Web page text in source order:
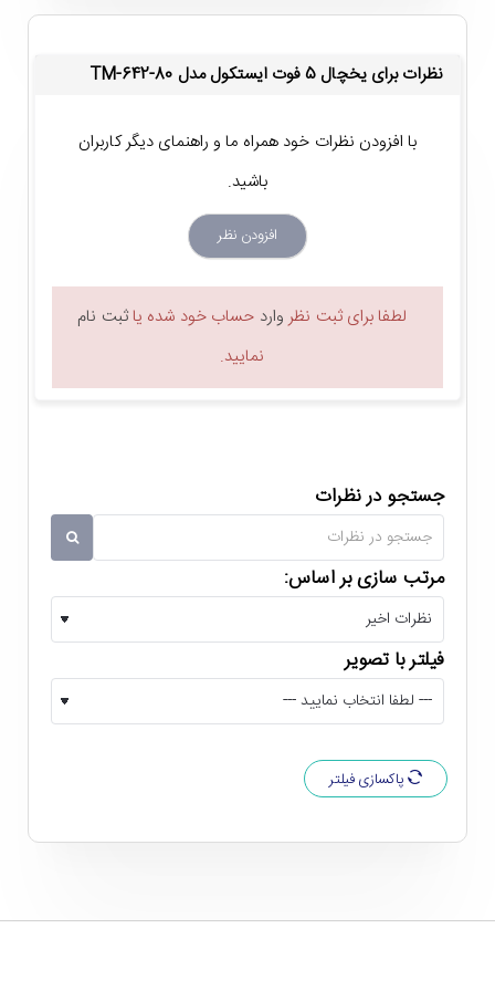
یخچال دارای یک طبقه شیشه ای است و بر روی بدنه داخلی آن
شما می توانید مطابق با نیاز خود ارتفاع طبقه داخلی این یخچال
طبقه موجود است که می توان از آنها برای قرار دادن انواع بطری و
مجهز است.
یخچال 5 فوت ایستکول مدل TM-642-80
رده مصرف انرژی A
از دیگر مواردی که در رابطه با یخچال ایستکول TM-642-80 باید
یخچال از گاز سیکلو پنتان و گاز مبرد R600 بهره می برد که کمترین
قیمت یخچال ایستکول TM-642-80 کاملاً مناسب ارزیابی می
نظرات برای یخچال 5 فوت ایستکول مدل TM-642-80
با افزودن نظرات خود همراه ما و راهنمای دیگر کاربران
باشید.
افزودن نظر
لطفا برای ثبت نظر وارد حساب خود شده یاثبت نام
نمایید.
جستجو در نظرات
مرتب سازی بر اساس:
فیلتر با تصویر
پاکسازی فیلتر